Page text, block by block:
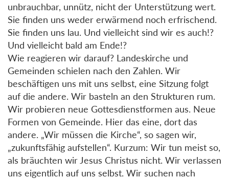
unbrauchbar, unnütz, nicht der Unterstützung wert.
Sie finden uns weder erwärmend noch erfrischend.
Sie finden uns lau. Und vielleicht sind wir es auch!?
Und vielleicht bald am Ende!?
Wie reagieren wir darauf? Landeskirche und
Gemeinden schielen nach den Zahlen. Wir
beschäftigen uns mit uns selbst, eine Sitzung folgt
auf die andere. Wir basteln an den Strukturen rum.
Wir probieren neue Gottesdienstformen aus. Neue
Formen von Gemeinde. Hier das eine, dort das
andere. „Wir müssen die Kirche“, so sagen wir,
„zukunftsfähig aufstellen“. Kurzum: Wir tun meist so,
als bräuchten wir Jesus Christus nicht. Wir verlassen
uns eigentlich auf uns selbst. Wir suchen nach